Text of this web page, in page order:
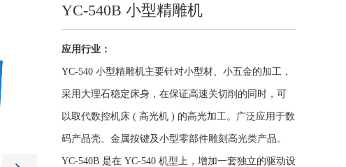
YC-540B 小型精雕机
应用行业：
YC-540 小型精雕机主要针对小型材、小五金的加工，
采用大理石稳定床身，在保证高速关切削的同时，可
以取代数控机床 ( 高光机 ) 的高光加工。广泛应用于数
码产品壳、金属按键及小型零部件雕刻高光类产品。
YC-540B 是在 YC-540 机型上，增加一套独立的驱动设